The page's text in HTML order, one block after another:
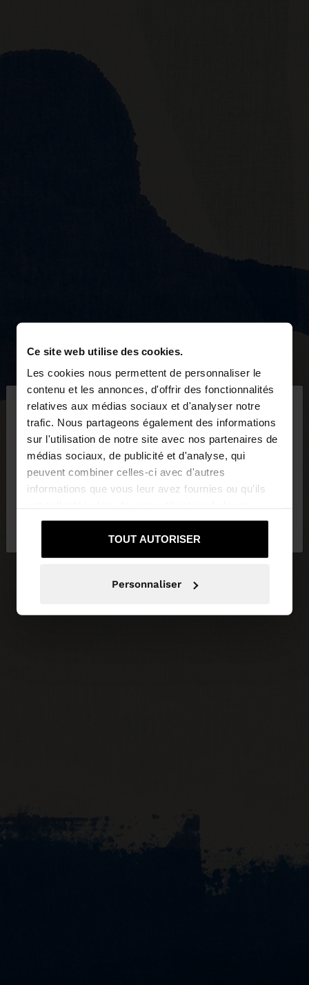
Ce site web utilise des cookies.
Les cookies nous permettent de personnaliser le
contenu et les annonces, d'offrir des fonctionnalités
relatives aux médias sociaux et d'analyser notre
trafic. Nous partageons également des informations
sur l'utilisation de notre site avec nos partenaires de
médias sociaux, de publicité et d'analyse, qui
peuvent combiner celles-ci avec d'autres
informations que vous leur avez fournies ou qu'ils
services.
TOUT AUTORISER
Personnaliser
bonjour ×
Vous accédez au site depuis France. Voulez-vous
parcourir notre site au United States?